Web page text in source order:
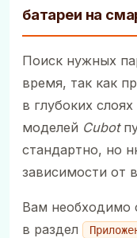
батареи на
Поиск нужных
время, так как
в глубоких
моделей Cubot
стандартно, но
зависимости от
Вам необходимо
в раздел